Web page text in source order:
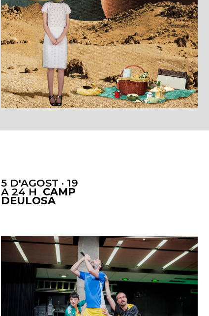
5 D'AGOST · 19
A 24 H CAMP
DEULOSA